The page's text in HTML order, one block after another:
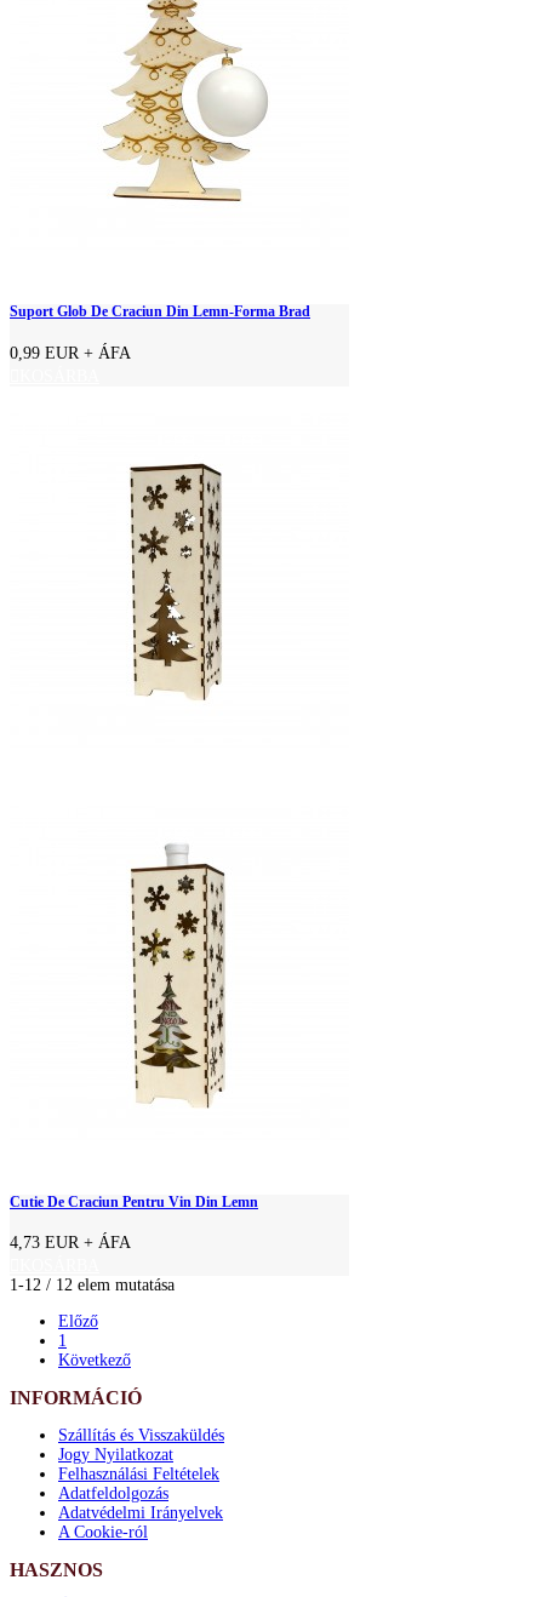
Suport Glob De Craciun Din Lemn-Forma Brad
0,99 EUR + ÁFA
Cutie De Craciun Pentru Vin Din Lemn
4,73 EUR + ÁFA
1-12 / 12 elem mutatása
Előző
1
Következő
INFORMÁCIÓ
Szállítás és Visszaküldés
Jogy Nyilatkozat
Felhasználási Feltételek
Adatfeldolgozás
Adatvédelmi Irányelvek
A Cookie-ról
HASZNOS